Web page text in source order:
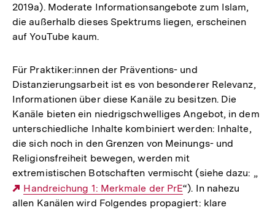
2019a). Moderate Informationsangebote zum Islam,
die außerhalb dieses Spektrums liegen, erscheinen
auf YouTube kaum.
Für Praktiker:innen der Präventions- und
Distanzierungsarbeit ist es von besonderer Relevanz,
Informationen über diese Kanäle zu besitzen. Die
Kanäle bieten ein niedrigschwelliges Angebot, in dem
unterschiedliche Inhalte kombiniert werden: Inhalte,
die sich noch in den Grenzen von Meinungs- und
Religionsfreiheit bewegen, werden mit
extremistischen Botschaften vermischt (siehe dazu: „
Externer
Link:
Handreichung 1: Merkmale der PrE“). In nahezu
allen Kanälen wird Folgendes propagiert: klare